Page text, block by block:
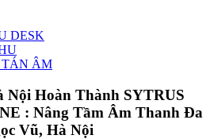
DESK
TÁN ÂM
Nội Hoàn Thành SYTRUS
: Nâng Tầm Âm Thanh Đa
Vũ, Hà Nội